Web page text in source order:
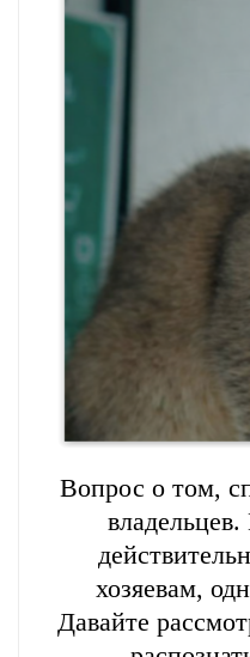
Вопрос о том,
хозяевам,
Давайте